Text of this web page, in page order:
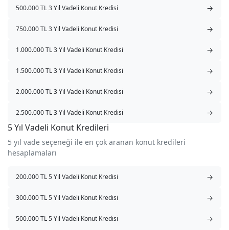
500.000 TL 3 Yıl Vadeli Konut Kredisi →
750.000 TL 3 Yıl Vadeli Konut Kredisi →
1.000.000 TL 3 Yıl Vadeli Konut Kredisi →
1.500.000 TL 3 Yıl Vadeli Konut Kredisi →
2.000.000 TL 3 Yıl Vadeli Konut Kredisi →
2.500.000 TL 3 Yıl Vadeli Konut Kredisi →
5 Yıl Vadeli Konut Kredileri
5 yıl vade seçeneği ile en çok aranan konut kredileri
hesaplamaları
200.000 TL 5 Yıl Vadeli Konut Kredisi →
300.000 TL 5 Yıl Vadeli Konut Kredisi →
500.000 TL 5 Yıl Vadeli Konut Kredisi →